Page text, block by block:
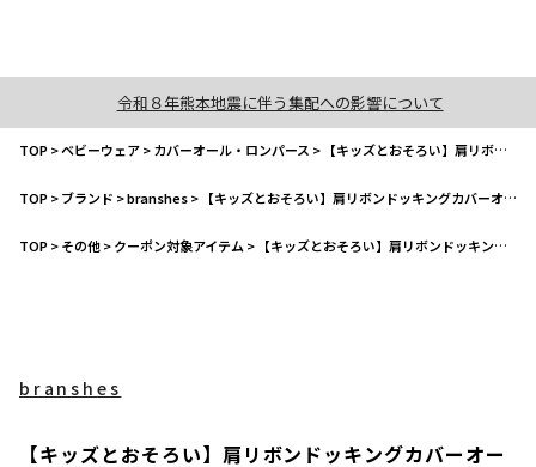
令和８年熊本地震に伴う集配への影響について
TOP>ベビーウェア>カバーオール・ロンパース > 【キッズとおそろい】肩リボンドッキングカバーオール
TOP>ブランド >branshes> 【キッズとおそろい】肩リボンドッキングカバーオール
TOP>その他>クーポン対象アイテム > 【キッズとおそろい】肩リボンドッキングカバーオール
branshes
【キッズとおそろい】肩リボンドッキングカバーオー